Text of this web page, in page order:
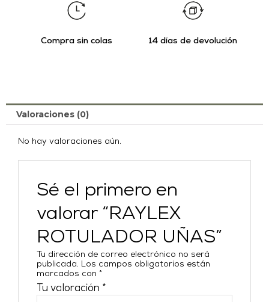
Compra sin colas 14 días de devolución
Valoraciones (0)
No hay valoraciones aún.
Sé el primero en
valorar “RAYLEX
ROTULADOR UÑAS”
Tu dirección de correo electrónico no será
publicada. Los campos obligatorios están
marcados con*
Tu valoración *